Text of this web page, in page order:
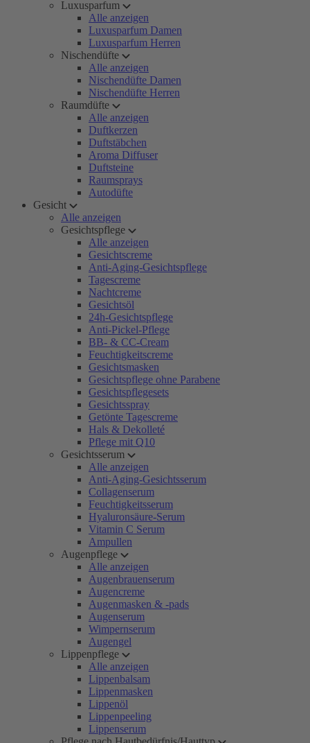
Luxusparfum
Alle anzeigen
Luxusparfum Damen
Luxusparfum Herren
Nischendüfte
Alle anzeigen
Nischendüfte Damen
Nischendüfte Herren
Raumdüfte
Alle anzeigen
Duftkerzen
Duftstäbchen
Aroma Diffuser
Duftsteine
Raumsprays
Autodüfte
Gesicht
Alle anzeigen
Gesichtspflege
Alle anzeigen
Gesichtscreme
Anti-Aging-Gesichtspflege
Tagescreme
Nachtcreme
Gesichtsöl
24h-Gesichtspflege
Anti-Pickel-Pflege
BB- & CC-Cream
Feuchtigkeitscreme
Gesichtsmasken
Gesichtspflege ohne Parabene
Gesichtspflegesets
Gesichtsspray
Getönte Tagescreme
Hals & Dekolleté
Pflege mit Q10
Gesichtsserum
Alle anzeigen
Anti-Aging-Gesichtsserum
Collagenserum
Feuchtigkeitsserum
Hyaluronsäure-Serum
Vitamin C Serum
Ampullen
Augenpflege
Alle anzeigen
Augenbrauenserum
Augencreme
Augenmasken & -pads
Augenserum
Wimpernserum
Augengel
Lippenpflege
Alle anzeigen
Lippenbalsam
Lippenmasken
Lippenöl
Lippenpeeling
Lippenserum